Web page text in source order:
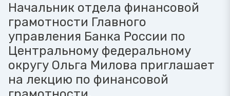
Начальник отдела финансовой
грамотности Главного
управления Банка России по
Центральному федеральному
округу Ольга Милова приглашает
на лекцию по финансовой